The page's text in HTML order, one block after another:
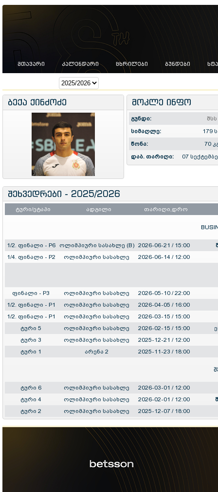
ᲛᲗᲐᲕᲐᲠᲘ ᲙᲐᲚᲔᲜᲓᲐᲠᲘ ᲪᲮᲠᲘᲚᲔᲑᲘ ᲒᲣᲜᲓᲔᲑᲘ
ბექა ქინძოძე მოკლე ინფო
გუნდი:
შსს
სიმაღლე:
179
წონა:
70
დაბ. თარიღი:
07
შეხვედრები - 2025/2026
ტური/ეტაპი ადგილი თარიღი,დრო
1/2. ფინალი - P6 ოლიმპიური სასახლე (B) 2026-06-21 / 15:00
1/4. ფინალი - P2
ოლიმპიური სასახლე 2026-06-14 / 12:00
ფინალი - P3 ოლიმპიური სასახლე
2026-05-10 / 22:00
1/2. ფინალი - P1
ოლიმპიური სასახლე
2026-04-05 / 16:00
1/2. ფინალი - P1
ოლიმპიური სასახლე
2026-03-15 / 15:00
ტური 5
ოლიმპიური სასახლე 2026-02-15 / 15:00
ტური 3
ოლიმპიური სასახლე
2025-12-21 / 12:00
ტური 1
არენა 2 2025-11-23 / 18:00
ტური 6 ოლიმპიური სასახლე
2026-03-01 / 12:00
ტური 4
ოლიმპიური სასახლე 2026-02-01 / 12:00
ტური 2
ოლიმპიური სასახლე 2025-12-07 / 18:00